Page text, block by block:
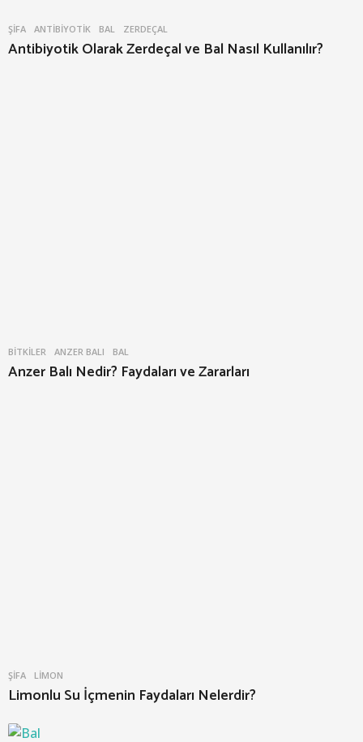
ŞIFA ANTIBIYOTIK ,BAL ,ZERDEÇAL
Antibiyotik Olarak Zerdeçal ve Bal Nasıl Kullanılır?
BITKILER ANZER BALI ,BAL
Anzer Balı Nedir? Faydaları ve Zararları
ŞIFA LIMON
Limonlu Su İçmenin Faydaları Nelerdir?